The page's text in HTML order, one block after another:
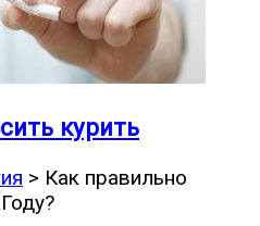
курить
> Как правильно